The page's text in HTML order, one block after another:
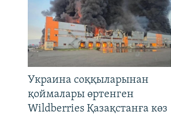
Украина соққыларынан
қоймалары өртенген
Wildberries Қазақстанға көз